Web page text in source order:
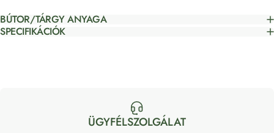
BÚTOR/TÁRGY ANYAGA
SPECIFIKÁCIÓK
ÜGYFÉLSZOLGÁLAT